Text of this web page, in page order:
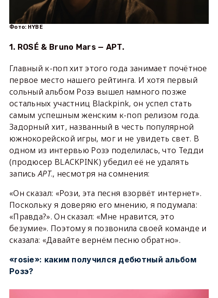
Фото: HYBE
1. ROSÉ & Bruno Mars — APT.
Главный к-поп хит этого года занимает почётное
первое место нашего рейтинга. И хотя первый
сольный альбом Розэ вышел намного позже
остальных участниц Blackpink, он успел стать
самым успешным женским к-поп релизом года.
Задорный хит, названный в честь популярной
южнокорейской игры, мог и не увидеть свет. В
одном из интервью Розэ поделилась, что Тедди
(продюсер BLACKPINK) убедил её не удалять
записьAPT., несмотря на сомнения:
«Он сказал: «Рози, эта песня взорвёт интернет».
Поскольку я доверяю его мнению, я подумала:
«Правда?». Он сказал: «Мне нравится, это
безумие». Поэтому я позвонила своей команде и
сказала: «Давайте вернём песню обратно».
«rosie»: каким получился дебютный альбом
Розэ?